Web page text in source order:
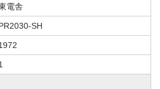
電舎
SH